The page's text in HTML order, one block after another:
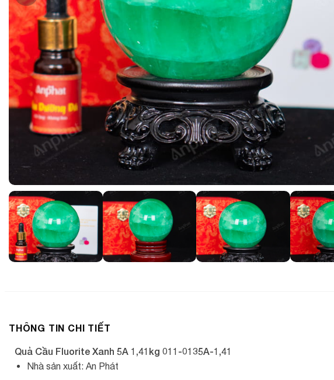
THÔNG TIN CHI TIẾT
Quả Cầu Fluorite Xanh 5A 1,41kg 011-0135A-1,41
Nhà sản xuất: An Phát